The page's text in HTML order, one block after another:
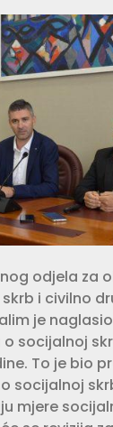
odjela za
i civilno
je
o socijalnoj
To je bio
socijalnoj
mjere